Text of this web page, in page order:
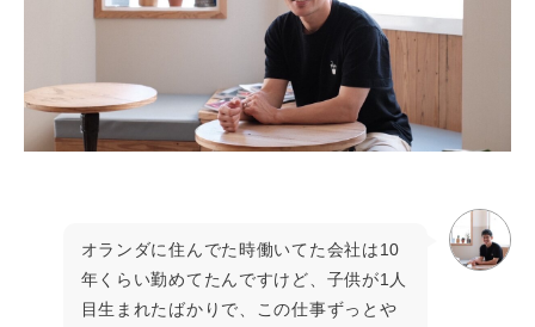
オランダに住んでた時働いてた会社は10
年くらい勤めてたんですけど、子供が1人
目生まれたばかりで、この仕事ずっとや